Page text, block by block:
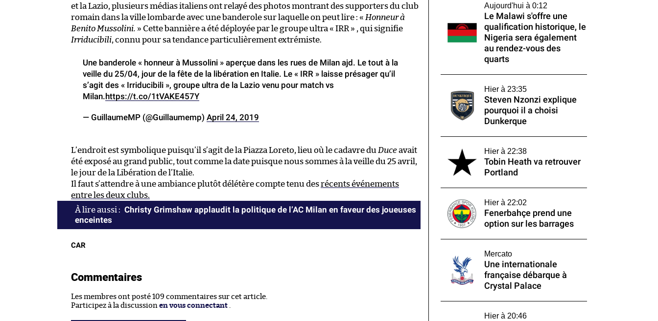
et la Lazio, plusieurs médias italiens ont relayé des photos montrant des supporters du club
romain dans la ville lombarde avec une banderole sur laquelle on peut lire : « Honneur à
Benito Mussolini. » Cette bannière a été déployée par le groupe ultra « IRR » , qui signifie
Irriducibili, connu pour sa tendance particulièrement extrémiste.
Une banderole « honneur à Mussolini » aperçue dans les rues de Milan ajd. Le tout à la
veille du 25/04, jour de la fête de la libération en Italie. Le « IRR » laisse présager qu’il
s’agit des « Irriducibili », groupe ultra de la Lazio venu pour match vs
Milan.https://t.co/1tVAKE457Y
— GuillaumeMP (@Guillaumemp) April 24, 2019
L’endroit est symbolique puisqu’il s’agit de la Piazza Loreto, lieu où le cadavre du Duceavait
été exposé au grand public, tout comme la date puisque nous sommes à la veille du 25 avril,
le jour de la Libération de l’Italie.
Il faut s’attendre à une ambiance plutôt délétère compte tenu desrécents événements
entre les deux clubs.
Christy Grimshaw applaudit la politique de l’AC Milan en faveur des joueuses
enceintes
CAR
Commentaires
Les membres ont posté 109 commentaires sur cet article.
Participez à la discussion en vous connectant .
Aujourd'hui à 0:12
Le Malawi s'offre une
qualification historique, le
Nigeria sera également
au rendez-vous des
quarts
Hier à 23:35
Steven Nzonzi explique
pourquoi il a choisi
Dunkerque
Hier à 22:38
Tobin Heath va retrouver
Portland
Hier à 22:02
Fenerbahçe prend une
option sur les barrages
Mercato
Une internationale
française débarque à
Crystal Palace
Hier à 20:46